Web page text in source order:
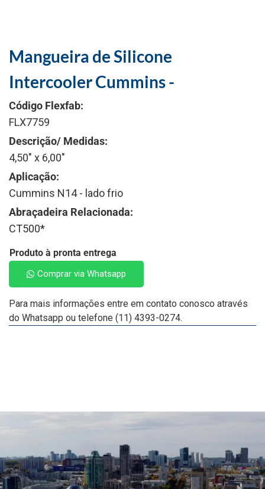
Mangueira de Silicone
Intercooler Cummins -
Código Flexfab:
FLX7759
Descrição/ Medidas:
4,50" x 6,00"
Aplicação:
Cummins N14 - lado frio
Abraçadeira Relacionada:
CT500*
Produto à pronta entrega
Comprar via Whatsapp
Para mais informações entre em contato conosco através
do Whatsapp ou telefone (11) 4393-0274.